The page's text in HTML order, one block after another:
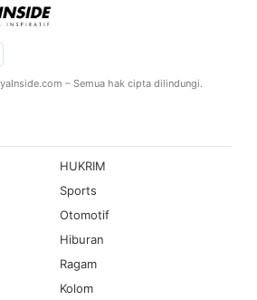
– Semua hak cipta dilindungi.
HUKRIM
Sports
Otomotif
Hiburan
Ragam
Kolom